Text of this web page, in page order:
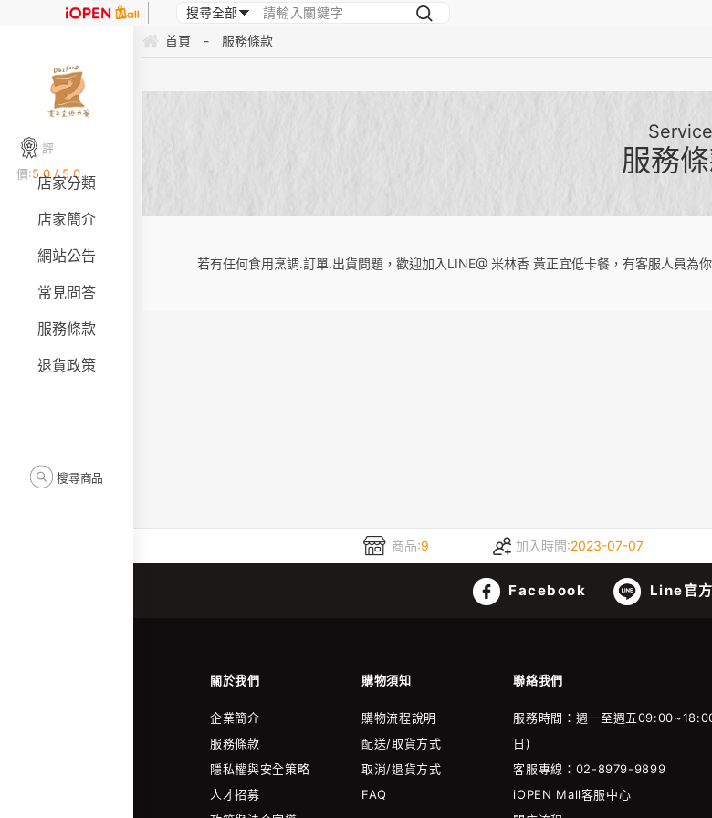
評
價:5.0 / 5.0
搜尋商品
店家分類
店家簡介
網站公告
常見問答
服務條款
退貨政策
首頁 - 服務條款
Service
服務
若有任何食用烹調.訂單.出貨問題，歡迎加入LINE@ 米林香 黃正宜低卡餐，有客服人員為
商品:9 加入時間:2023-07-07
Facebook Line官
關於我們 購物須知 聯絡我們
企業簡介
服務條款
隱私權與安全策略
人才招募
購物流程說明
配送/取貨方式
取消/退貨方式
FAQ
服務時間：週一至週五
日)
客服專線：02-8979-9899
iOPEN Mall客服中心